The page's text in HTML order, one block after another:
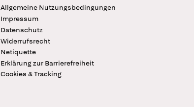
Allgemeine Nutzungsbedingungen
Impressum
Datenschutz
Widerrufsrecht
Netiquette
Erklärung zur Barrierefreiheit
Cookies & Tracking